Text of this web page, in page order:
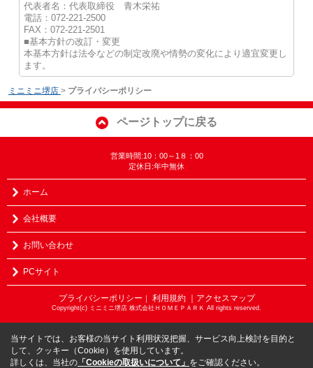
代表者名：代表取締役 青木栄祐
電話：072-221-2500
FAX：072-221-2501
■基本方針の改訂・変更
本基本方針は法令などの制定改廃や情勢の変化により適宜変更し
ます。
ミニミニ堺店 > プライバシーポリシー
ページトップに戻る
営業時間:10：00～1８：00
定休日:年中無休
ホーム
会社概要
お問い合わせ
PCサイト
プライバシーポリシー ｜ 利用規約 ｜アクセスマップ
Copyright(c) ミニミニ堺店 株式会社ＨＯＭＥＰＡＲＫ All rights reserved.
当サイトでは、お客様の当サイト利用状況把握、サービス向上検討を目的と
して、クッキー（Cookie）を使用しています。
詳しくは、当社の 「Cookieの取扱いについて」 をご確認ください。